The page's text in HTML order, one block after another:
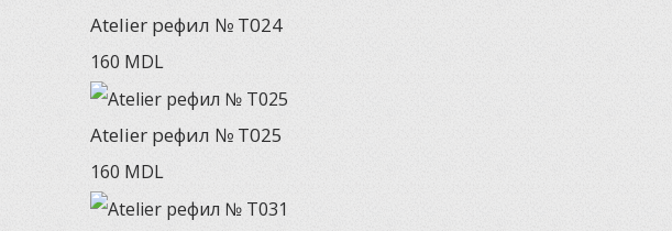
Atelier рефил № T024
160 MDL
Atelier рефил № T025
160 MDL